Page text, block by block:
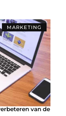
MARKETING
van de